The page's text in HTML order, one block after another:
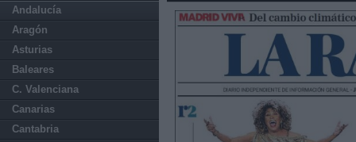
Andalucía
Aragón
Asturias
Baleares
C. Valenciana
Canarias
Cantabria